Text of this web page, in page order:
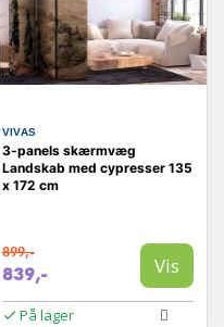
VIVAS
3-panels skærmvæg
Landskab med cypresser 135
x 172 cm
899,-
839,- Vis
På lager